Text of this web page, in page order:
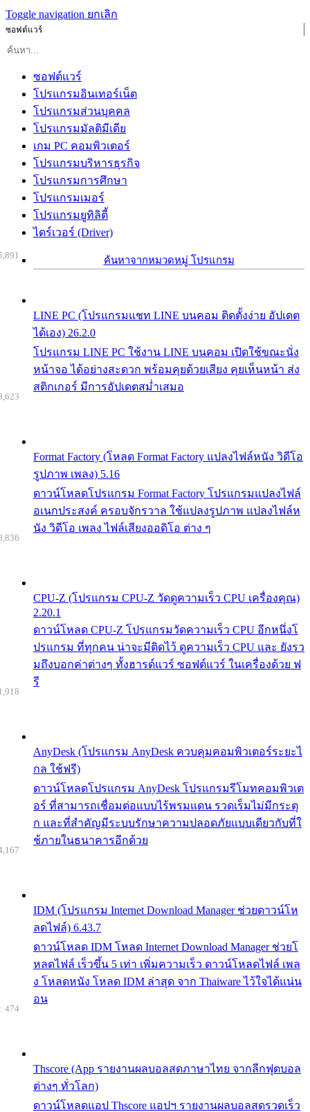
Toggle navigation ยกเลิก
ซอฟต์แวร์
ซอฟต์แวร์
โปรแกรมอินเทอร์เน็ต
โปรแกรมส่วนบุคคล
โปรแกรมมัลติมีเดีย
เกม PC คอมพิวเตอร์
โปรแกรมบริหารธุรกิจ
โปรแกรมการศึกษา
โปรแกรมเมอร์
โปรแกรมยูทิลิตี้
ไดร์เวอร์ (Driver)
ค้นหาจากหมวดหมู่ โปรแกรม
LINE PC (โปรแกรมแชท LINE บนคอม ติดตั้งง่าย อัปเดต
ได้เอง) 26.2.0
โปรแกรม LINE PC ใช้งาน LINE บนคอม เปิดใช้ขณะนั่ง
หน้าจอ ได้อย่างสะดวก พร้อมคุยด้วยเสียง คุยเห็นหน้า ส่ง
สติกเกอร์ มีการอัปเดตสม่ำเสมอ
Format Factory (โหลด Format Factory แปลงไฟล์หนัง วิดีโอ
รูปภาพ เพลง) 5.16
ดาวน์โหลดโปรแกรม Format Factory โปรแกรมแปลงไฟล์
อเนกประสงค์ ครอบจักรวาล ใช้แปลงรูปภาพ แปลงไฟล์ห
นัง วิดีโอ เพลง ไฟล์เสียงออดิโอ ต่าง ๆ
CPU-Z (โปรแกรม CPU-Z วัดดูความเร็ว CPU เครื่องคุณ)
2.20.1
ดาวน์โหลด CPU-Z โปรแกรมวัดความเร็ว CPU อีกหนึ่งโ
ปรแกรม ที่ทุกคน น่าจะมีติดไว้ ดูความเร็ว CPU และ ยังรว
มถึงบอกค่าต่างๆ ทั้งฮารด์แวร์ ซอฟต์แวร์ ในเครื่องด้วย ฟ
รี
AnyDesk (โปรแกรม AnyDesk ควบคุมคอมพิวเตอร์ระยะไ
กล ใช้ฟรี)
ดาวน์โหลดโปรแกรม AnyDesk โปรแกรมรีโมทคอมพิวเต
อร์ ที่สามารถเชื่อมต่อแบบไร้พรมแดน รวดเร็มไม่มีกระตุ
ก และที่สำคัญมีระบบรักษาความปลอดภัยแบบเดียวกับที่ใ
ช้ภายในธนาคารอีกด้วย
IDM (โปรแกรม Internet Download Manager ช่วยดาวน์โห
ลดไฟล์) 6.43.7
ดาวน์โหลด IDM โหลด Internet Download Manager ช่วยโ
หลดไฟล์ เร็วขึ้น 5 เท่า เพิ่มความเร็ว ดาวน์โหลดไฟล์ เพล
ง โหลดหนัง โหลด IDM ล่าสุด จาก Thaiware ไว้ใจได้แน่น
อน
Thscore (App รายงานผลบอลสดภาษาไทย จากลีกฟุตบอล
ต่างๆ ทั่วโลก)
ดาวน์โหลดแอป Thscore แอปฯ รายงานผลบอลสดรวดเร็ว
474